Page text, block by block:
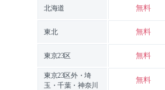
北海道 無料
東北 無料
東京23区 無料
東京23区外・埼
玉・千葉・神奈川
無料